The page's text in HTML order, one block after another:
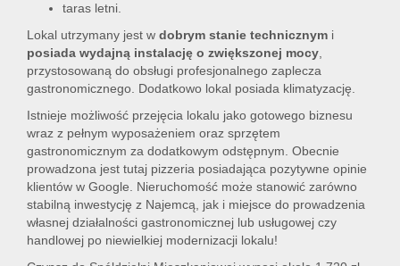
taras letni.
Lokal utrzymany jest w dobrym stanie technicznym i
posiada wydajną instalację o zwiększonej mocy,
przystosowaną do obsługi profesjonalnego zaplecza
gastronomicznego. Dodatkowo lokal posiada klimatyzację.
Istnieje możliwość przejęcia lokalu jako gotowego biznesu
wraz z pełnym wyposażeniem oraz sprzętem
gastronomicznym za dodatkowym odstępnym. Obecnie
prowadzona jest tutaj pizzeria posiadająca pozytywne opinie
klientów w Google. Nieruchomość może stanowić zarówno
stabilną inwestycję z Najemcą, jak i miejsce do prowadzenia
własnej działalności gastronomicznej lub usługowej czy
handlowej po niewielkiej modernizacji lokalu!